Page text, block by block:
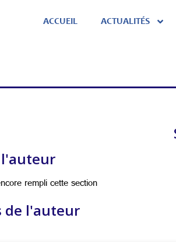
ACCUEIL ACTUALITÉS
l'auteur
rempli cette section
de l'auteur